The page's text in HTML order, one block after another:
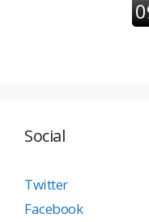
Social
Twitter
Facebook